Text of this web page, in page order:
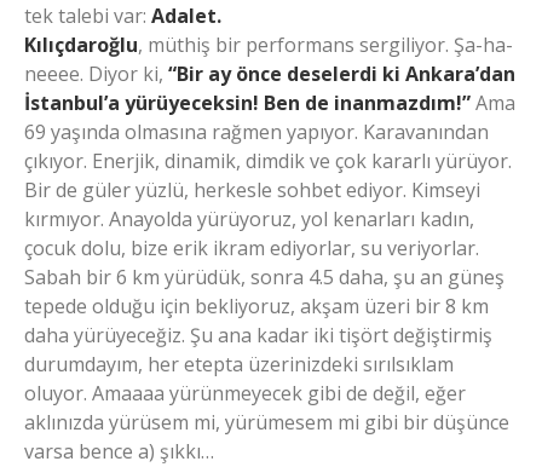
tek talebi var: Adalet.
Kılıçdaroğlu, müthiş bir performans sergiliyor. Şa-ha-
neeee. Diyor ki, “Bir ay önce deselerdi ki Ankara’dan
İstanbul’a yürüyeceksin! Ben de inanmazdım!”Ama
69 yaşında olmasına rağmen yapıyor. Karavanından
çıkıyor. Enerjik, dinamik, dimdik ve çok kararlı yürüyor.
Bir de güler yüzlü, herkesle sohbet ediyor. Kimseyi
kırmıyor. Anayolda yürüyoruz, yol kenarları kadın,
çocuk dolu, bize erik ikram ediyorlar, su veriyorlar.
Sabah bir 6 km yürüdük, sonra 4.5 daha, şu an güneş
tepede olduğu için bekliyoruz, akşam üzeri bir 8 km
daha yürüyeceğiz. Şu ana kadar iki tişört değiştirmiş
durumdayım, her etepta üzerinizdeki sırılsıklam
oluyor. Amaaaa yürünmeyecek gibi de değil, eğer
aklınızda yürüsem mi, yürümesem mi gibi bir düşünce
varsa bence a) şıkkı…